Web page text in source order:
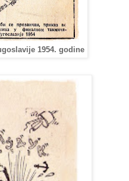
1954. godine